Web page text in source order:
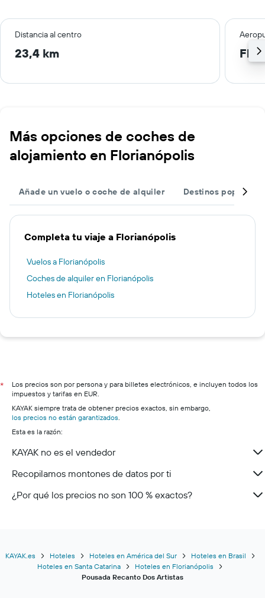
Distancia al centro
23,4 km
Más opciones de coches de
alojamiento en Florianópolis
Añade un vuelo o coche de alquiler Destinos populares
Completa tu viaje a Florianópolis
Vuelos a Florianópolis
Coches de alquiler en Florianópolis
Hoteles en Florianópolis
*
Los precios son por persona y para billetes electrónicos, e incluyen todos los
impuestos y tarifas en EUR.
KAYAK siempre trata de obtener precios exactos, sin embargo,
los precios no están garantizados.
Esta es la razón:
KAYAK no es el vendedor
Recopilamos montones de datos por ti
¿Por qué los precios no son 100 % exactos?
KAYAK.es Hoteles Hoteles en América del Sur
Hoteles en Brasil
Hoteles en Santa Catarina
Hoteles en Florianópolis
Pousada Recanto Dos Artistas